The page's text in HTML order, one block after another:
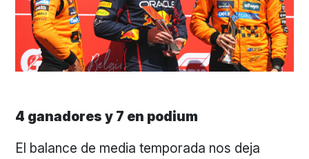
4 ganadores y 7 en podium
El balance de media temporada nos deja